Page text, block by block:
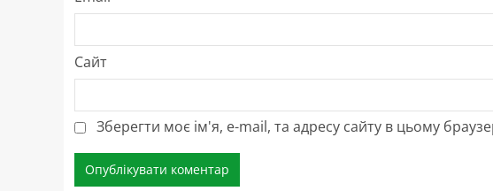
Сайт
Зберегти моє ім'я, e-mail, та адресу сайту в цьому